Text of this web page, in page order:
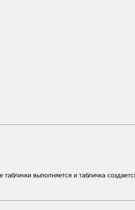
выполняется и табличка